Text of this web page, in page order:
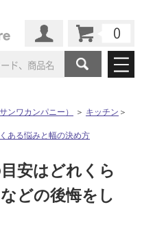
リ
イル
室（風呂・ バスルー
ム）・トイレ
人案件納入事例
客様訪問インタビュー
ム
京ショールーム
ンワカンパニー） ＞ キッチン ＞
ある悩みと幅の決め方
安はどれくら
どの後悔をし